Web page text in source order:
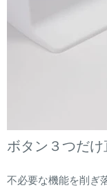
ボタン３つだ
不必要な機能を削ぎ